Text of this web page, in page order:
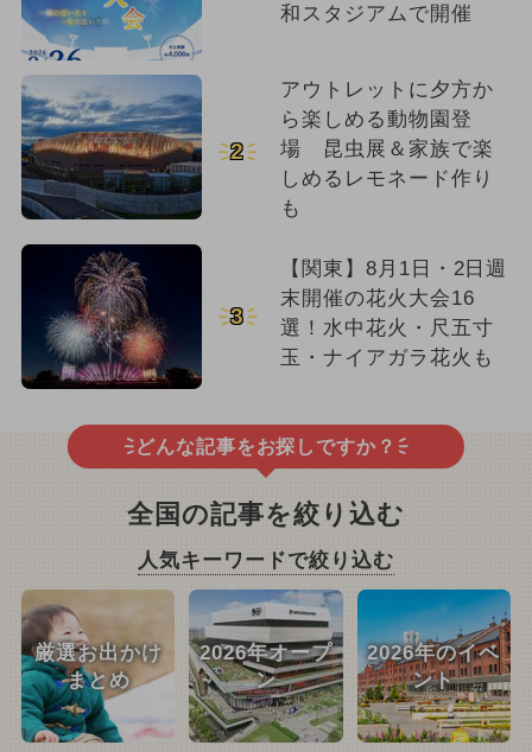
和スタジアムで開催
2
アウトレットに夕方か
ら楽しめる動物園登
場 昆虫展＆家族で楽
しめるレモネード作り
も
3
【関東】8月1日・2日週
末開催の花火大会16
選！水中花火・尺五寸
玉・ナイアガラ花火も
どんな記事をお探しですか？
全国の記事を絞り込む
人気キーワードで絞り込む
厳選お出かけ
まとめ
2026年オープ
ン
2026年のイベ
ント